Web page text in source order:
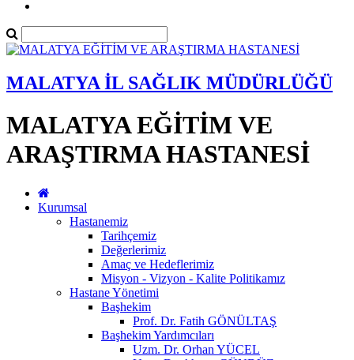
MALATYA İL SAĞLIK MÜDÜRLÜĞÜ
MALATYA EĞİTİM VE
ARAŞTIRMA HASTANESİ
Kurumsal
Hastanemiz
Tarihçemiz
Değerlerimiz
Amaç ve Hedeflerimiz
Misyon - Vizyon - Kalite Politikamız
Hastane Yönetimi
Başhekim
Prof. Dr. Fatih GÖNÜLTAŞ
Başhekim Yardımcıları
Uzm. Dr. Orhan YÜCEL